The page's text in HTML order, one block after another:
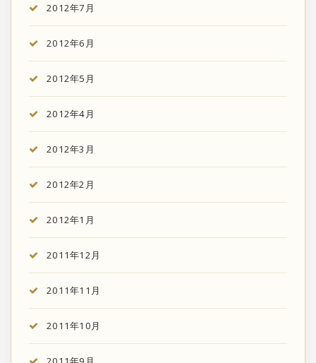
2012年7月
2012年6月
2012年5月
2012年4月
2012年3月
2012年2月
2012年1月
2011年12月
2011年11月
2011年10月